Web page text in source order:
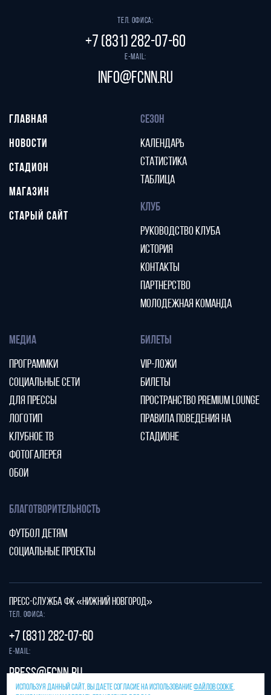
Тел. офиса:
+7 (831) 282-07-60
E-mail:
info@fcnn.ru
ГЛАВНАЯ
НОВОСТИ
СТАДИОН
МАГАЗИН
СТАРЫЙ САЙТ
СЕЗОН
КАЛЕНДАРЬ
СТАТИСТИКА
ТАБЛИЦА
КЛУБ
РУКОВОДСТВО КЛУБА
ИСТОРИЯ
КОНТАКТЫ
ПАРТНЕРСТВО
МОЛОДЕЖНАЯ КОМАНДА
МЕДИА
ПРОГРАММКИ
СОЦИАЛЬНЫЕ СЕТИ
ДЛЯ ПРЕССЫ
ЛОГОТИП
КЛУБНОЕ ТВ
ФОТОГАЛЕРЕЯ
ОБОИ
БИЛЕТЫ
VIP-ЛОЖИ
БИЛЕТЫ
ПРОСТРАНСТВО PREMIUM LOUNGE
ПРАВИЛА ПОВЕДЕНИЯ НА
СТАДИОНЕ
БЛАГОТВОРИТЕЛЬНОСТЬ
ФУТБОЛ ДЕТЯМ
СОЦИАЛЬНЫЕ ПРОЕКТЫ
Защита от спама reCAPTCHA.
ПРЕСС-СЛУЖБА ФК «НИЖНИЙ НОВГОРОД»
Тел. офиса:
+7 (831) 282-07-60
E-mail:
press@fcnn.ru
ИСПОЛЬЗУЯ ДАННЫЙ САЙТ, ВЫ ДАЕТЕ СОГЛАСИЕ НА ИСПОЛЬЗОВАНИЕФАЙЛОВ COOKIE,